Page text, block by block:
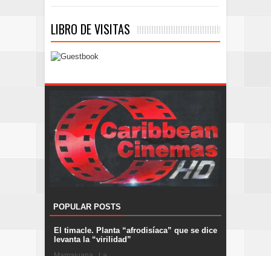
LIBRO DE VISITAS
POPULAR POSTS
El timacle. Planta “afrodisíaca” que se dice
levanta la “virilidad”